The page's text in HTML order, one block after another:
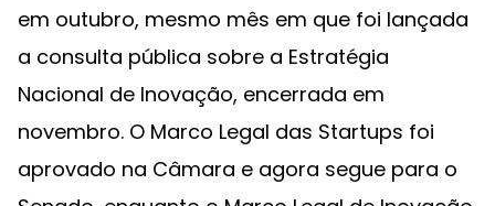
em outubro, mesmo mês em que foi lançada
a consulta pública sobre a Estratégia
Nacional de Inovação, encerrada em
novembro. O Marco Legal das Startups foi
aprovado na Câmara e agora segue para o